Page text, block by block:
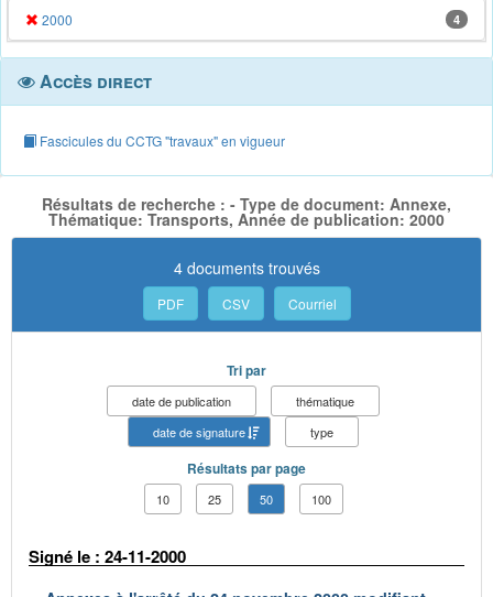
2000 4
Accès direct
Fascicules du CCTG "travaux" en vigueur
Résultats de recherche : - Type de document: Annexe,
Thématique: Transports, Année de publication: 2000
4 documents trouvés
PDF CSV Courriel
Tri par
date de publication
thématique
date de signature
type
Résultats par page
10 25 50 100
Signé le : 24-11-2000